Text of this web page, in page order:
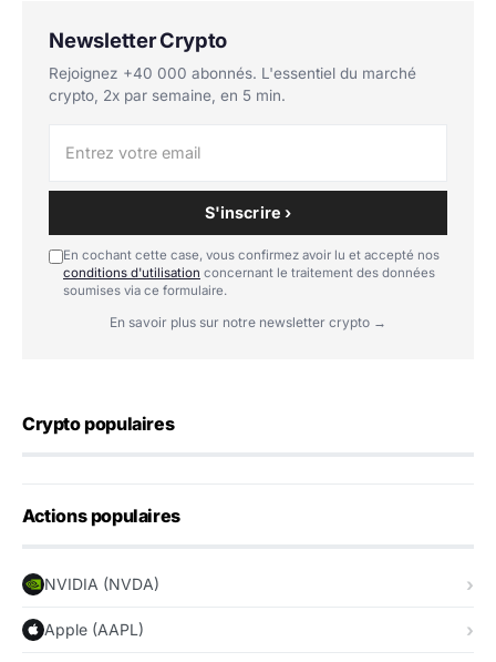
Newsletter Crypto
Rejoignez +40 000 abonnés. L'essentiel du marché
crypto, 2x par semaine, en 5 min.
S'inscrire ›
En cochant cette case, vous confirmez avoir lu et accepté nos
conditions d'utilisation concernant le traitement des données
soumises via ce formulaire.
En savoir plus sur notre newsletter crypto →
Crypto populaires
Actions populaires
NVIDIA (NVDA)
Apple (AAPL)